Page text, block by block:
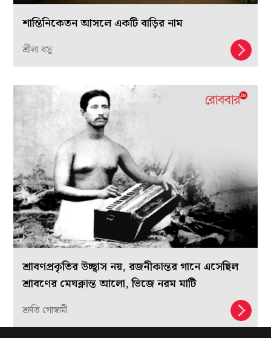
শান্তিনিকেতন আসলে একটি বাড়ির নাম
শ্রীলা বসু
শ্রাবণপ্রকৃতির উচ্ছ্বাস নয়, রজনীকান্তর গানে এসেছিল
শ্রাবণের মেঘক্লান্ত আলো, ভিজে নরম মাটি
শ্রুতি গোস্বামী